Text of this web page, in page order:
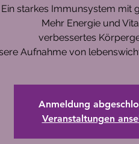
Ein starkes Immunsystem mit
Mehr Energie und
verbessertes
Aufnahme von
Anmeldung
Veranstaltungen